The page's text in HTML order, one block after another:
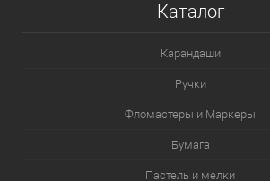
Каталог
Карандаши
Ручки
Фломастеры и Маркеры
Бумага
Пастель и мелки